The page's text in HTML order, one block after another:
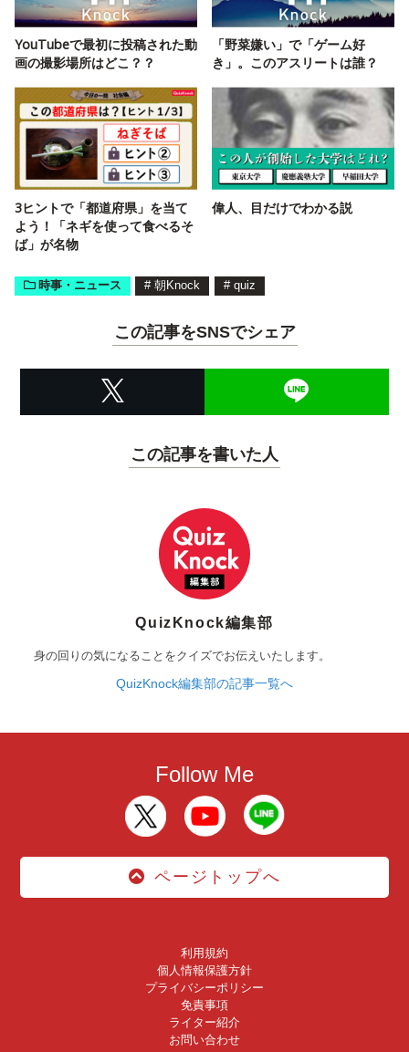
YouTubeで最初に投稿された動
画の撮影場所はどこ？？
「野菜嫌い」で「ゲーム好
き」。このアスリートは誰？
3ヒントで「都道府県」を当て
よう！「ネギを使って食べるそ
ば」が名物
偉人、目だけでわかる説
時事・ニュース # 朝Knock # quiz
この記事をSNSでシェア
この記事を書いた人
QuizKnock編集部
身の回りの気になることをクイズでお伝えいたします。
QuizKnock編集部の記事一覧へ
Follow Me
ページトップへ
利用規約
個人情報保護方針
プライバシーポリシー
免責事項
ライター紹介
お問い合わせ